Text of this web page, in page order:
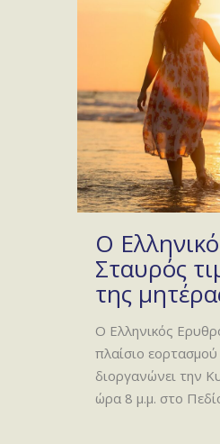
Ο
Σταυρός
της
Ο Ελληνικός
πλαίσιο
διοργανώνει την
ώρα 8 μ.μ. στο